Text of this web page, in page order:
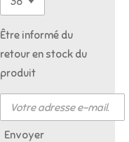
Être informé du
retour en stock du
produit
Envoyer